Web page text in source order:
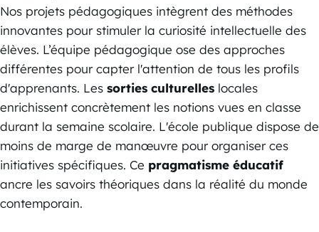
Nos projets pédagogiques intègrent des méthodes
innovantes pour stimuler la curiosité intellectuelle des
élèves. L’équipe pédagogique ose des approches
différentes pour capter l'attention de tous les profils
d'apprenants. Les sorties culturelles locales
enrichissent concrètement les notions vues en classe
durant la semaine scolaire. L'école publique dispose de
moins de marge de manœuvre pour organiser ces
initiatives spécifiques. Ce pragmatisme éducatif
ancre les savoirs théoriques dans la réalité du monde
contemporain.